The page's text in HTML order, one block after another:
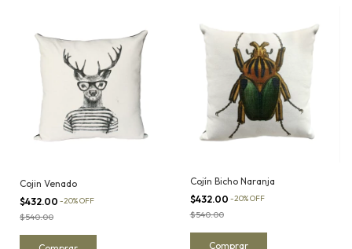
Cojin Venado
$432.00 -20%OFF
$540.00
Cojín Bicho Naranja
$432.00 -20%OFF
$540.00